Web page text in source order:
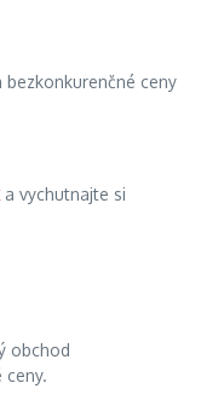
ceny
a vychutnajte si
obchod
ceny.